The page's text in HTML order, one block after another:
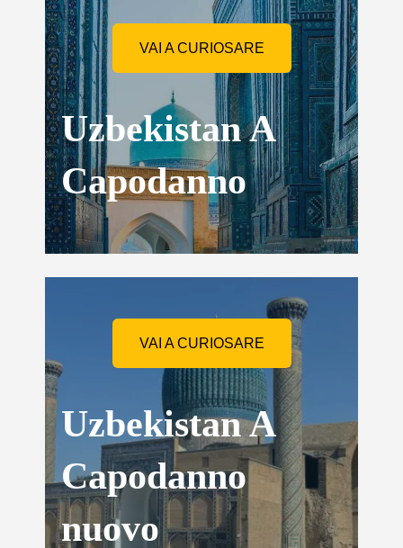
VAI A CURIOSARE
Uzbekistan A
Capodanno
VAI A CURIOSARE
Uzbekistan A
Capodanno
nuovo